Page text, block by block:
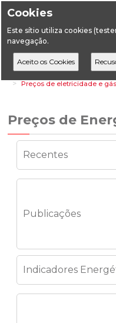
Cookies
Este sítio utiliza cookies
navegação.
HomeEstatística Energia
Preços de eletricidade e
Preços de
Recentes
Publicações
Indicadores